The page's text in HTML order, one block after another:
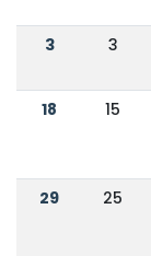
3 3
18 15
29 25